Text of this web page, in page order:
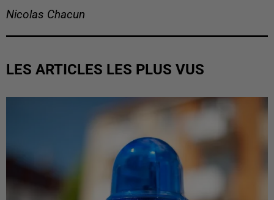
Nicolas Chacun
LES ARTICLES LES PLUS VUS